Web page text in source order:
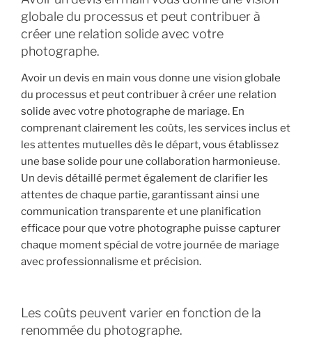
globale du processus et peut contribuer à
créer une relation solide avec votre
photographe.
Avoir un devis en main vous donne une vision globale
du processus et peut contribuer à créer une relation
solide avec votre photographe de mariage. En
comprenant clairement les coûts, les services inclus et
les attentes mutuelles dès le départ, vous établissez
une base solide pour une collaboration harmonieuse.
Un devis détaillé permet également de clarifier les
attentes de chaque partie, garantissant ainsi une
communication transparente et une planification
efficace pour que votre photographe puisse capturer
chaque moment spécial de votre journée de mariage
avec professionnalisme et précision.
Les coûts peuvent varier en fonction de la
renommée du photographe.